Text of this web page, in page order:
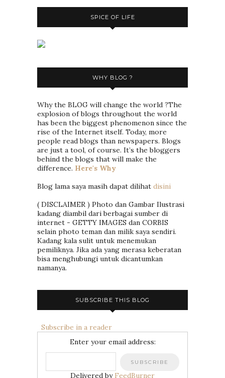
SPICE OF LIFE
WHY BLOG ?
Why the BLOG will change the world ?The
explosion of blogs throughout the world
has been the biggest phenomenon since the
rise of the Internet itself. Today, more
people read blogs than newspapers. Blogs
are just a tool, of course. It’s the bloggers
behind the blogs that will make the
difference. Here's Why
Blog lama saya masih dapat dilihat disini
( DISCLAIMER ) Photo dan Gambar Ilustrasi
kadang diambil dari berbagai sumber di
internet - GETTY IMAGES dan CORBIS
selain photo teman dan milik saya sendiri.
Kadang kala sulit untuk menemukan
pemiliknya. Jika ada yang merasa keberatan
bisa menghubungi untuk dicantumkan
namanya.
SUBSCRIBE THIS BLOG
Subscribe in a reader
Enter your email address:
Delivered by FeedBurner